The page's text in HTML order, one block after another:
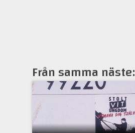
Från samma näste: